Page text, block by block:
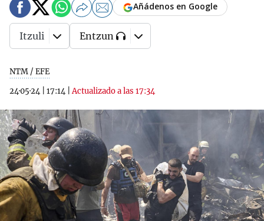
NTM / EFE
24·05·24
17:14 |Actualizado a las 17:34
Añádenos en Google
Itzuli Entzun